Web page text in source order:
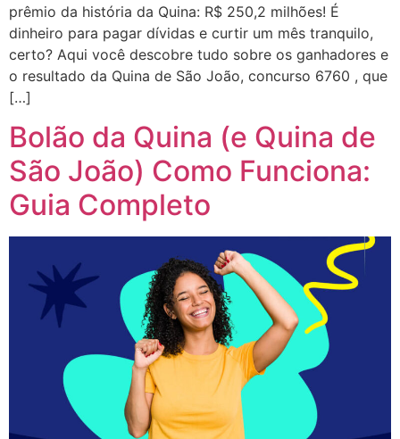
prêmio da história da Quina: R$ 250,2 milhões! É
dinheiro para pagar dívidas e curtir um mês tranquilo,
certo? Aqui você descobre tudo sobre os ganhadores e
o resultado da Quina de São João, concurso 6760 , que
[…]
Bolão da Quina (e Quina de
São João) Como Funciona:
Guia Completo